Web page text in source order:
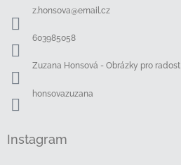
z.honsova@email.cz
603985058
Zuzana Honsová - Obrázky pro radost
honsovazuzana
Instagram